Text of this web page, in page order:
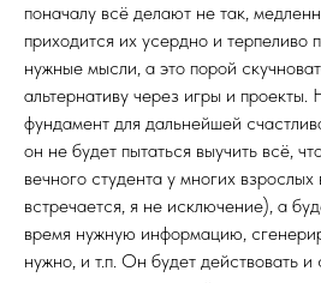
поначалу всё делают не так,
приходится их усердно и терпеливо
нужные мысли, а это порой
альтернативу через игры и проекты.
фундамент для дальнейшей
он не будет пытаться выучить всё,
вечного студента у многих
встречается, я не исключение), а
время нужную информацию,
нужно, и т.п. Он будет действовать и